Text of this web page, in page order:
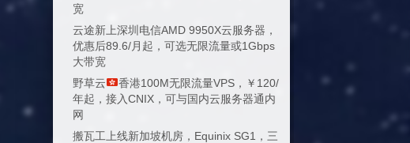
宽
云途新上深圳电信AMD 9950X云服务器，
优惠后89.6/月起，可选无限流量或1Gbps
大带宽
野草云
香港100M无限流量VPS，￥120/
年起，接入CNIX，可与国内云服务器通内
网
搬瓦工上线新加坡机房，Equinix SG1，三